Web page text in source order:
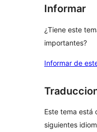
Informar
¿Tiene este
importantes?
Informar de
Este tema está
siguientes